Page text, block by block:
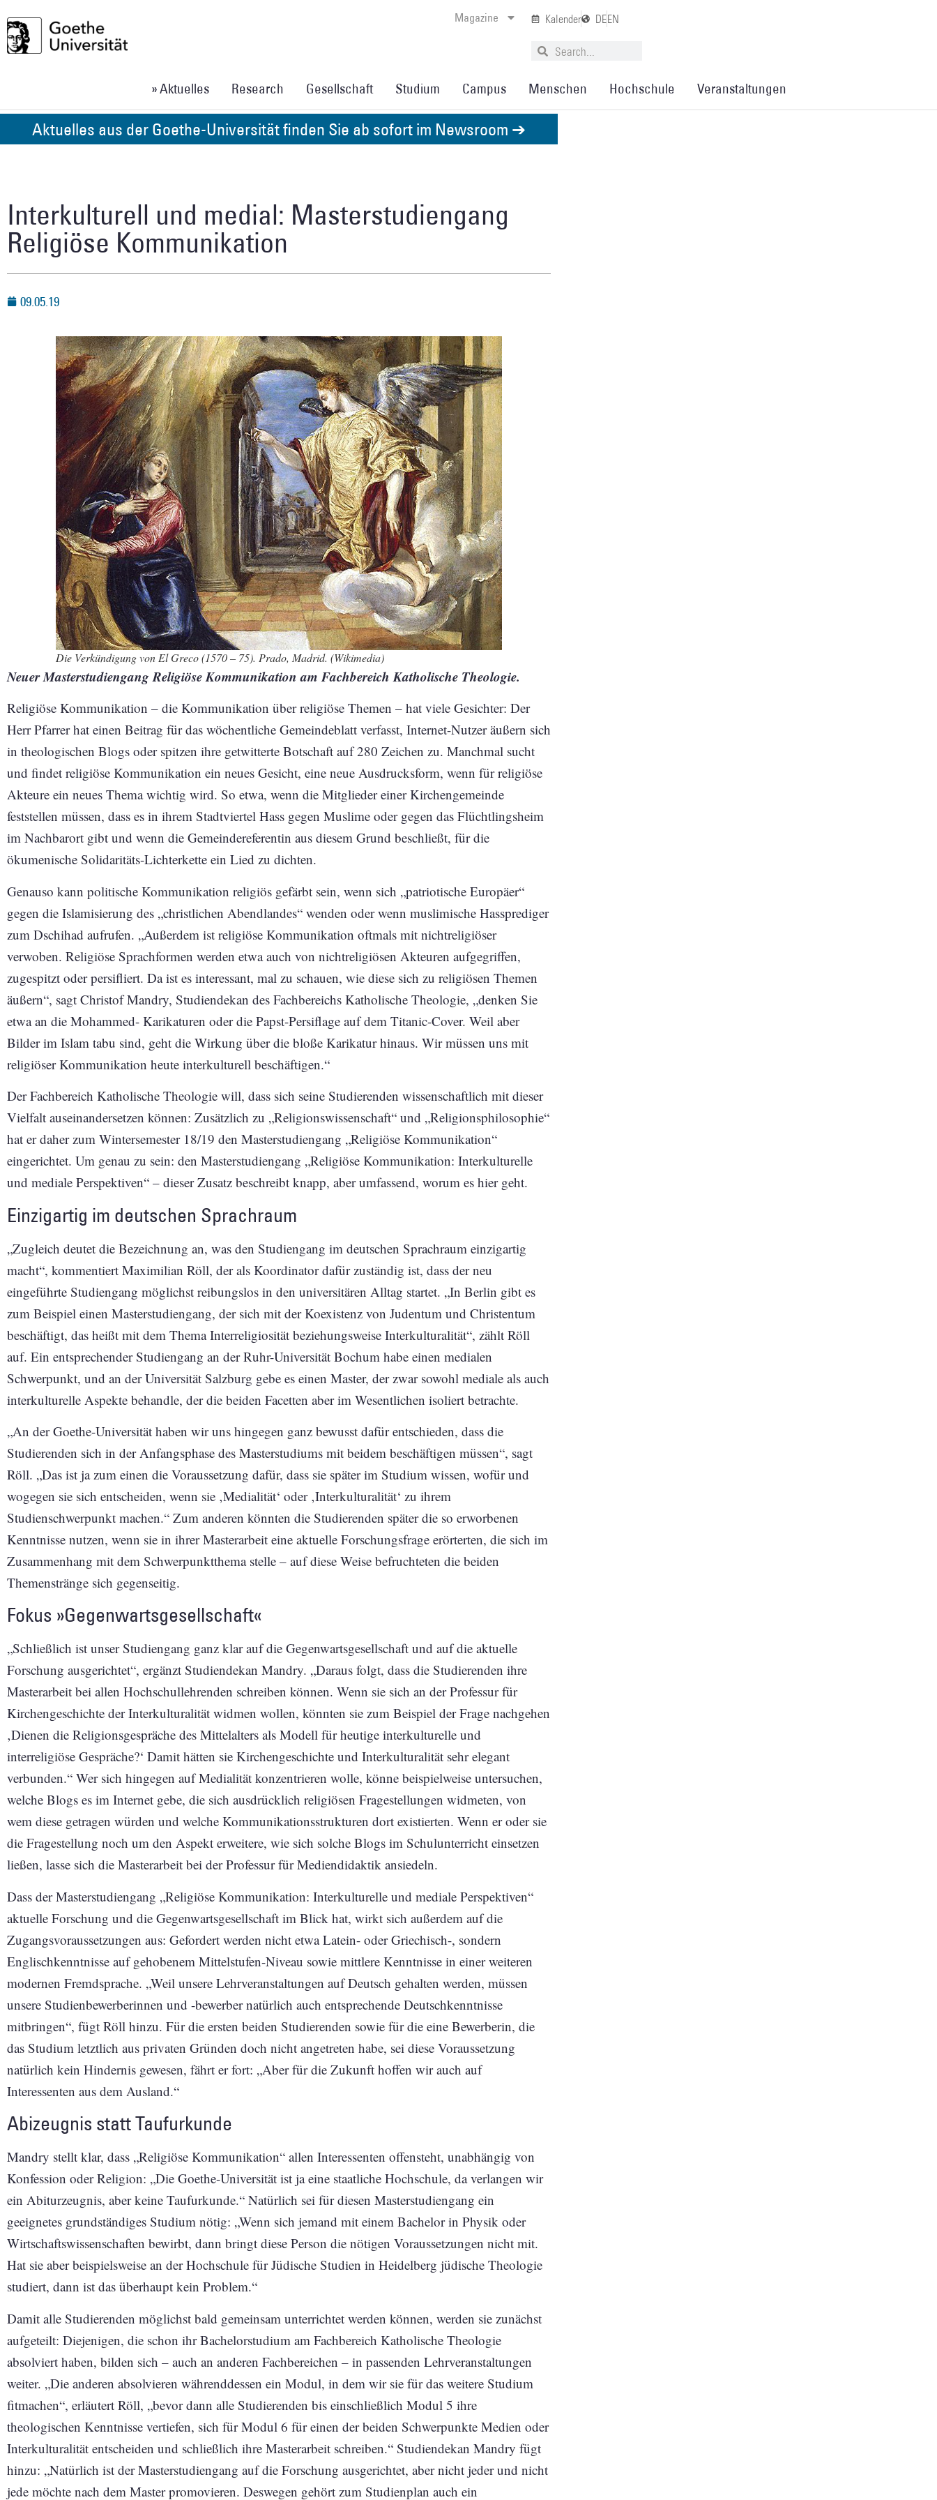
Magazine Kalender DEEN
» Aktuelles Research Gesellschaft Studium Campus Menschen Hochschule Veranstaltungen
Aktuelles aus der Goethe-Universität finden Sie ab sofort im Newsroom ➔
Interkulturell und medial: Masterstudiengang
Religiöse Kommunikation
09.05.19
Die Verkündigung von El Greco (1570 – 75). Prado, Madrid. (Wikimedia)
Neuer Masterstudiengang Religiöse Kommunikation am Fachbereich Katholische Theologie.
Religiöse Kommunikation – die Kommunikation über religiöse Themen – hat viele Gesichter: Der
Herr Pfarrer hat einen Beitrag für das wöchentliche Gemeindeblatt verfasst, Internet-Nutzer äußern sich
in theologischen Blogs oder spitzen ihre getwitterte Botschaft auf 280 Zeichen zu. Manchmal sucht
und findet religiöse Kommunikation ein neues Gesicht, eine neue Ausdrucksform, wenn für religiöse
Akteure ein neues Thema wichtig wird. So etwa, wenn die Mitglieder einer Kirchengemeinde
feststellen müssen, dass es in ihrem Stadtviertel Hass gegen Muslime oder gegen das Flüchtlingsheim
im Nachbarort gibt und wenn die Gemeindereferentin aus diesem Grund beschließt, für die
ökumenische Solidaritäts-Lichterkette ein Lied zu dichten.
Genauso kann politische Kommunikation religiös gefärbt sein, wenn sich „patriotische Europäer“
gegen die Islamisierung des „christlichen Abendlandes“ wenden oder wenn muslimische Hassprediger
zum Dschihad aufrufen. „Außerdem ist religiöse Kommunikation oftmals mit nichtreligiöser
verwoben. Religiöse Sprachformen werden etwa auch von nichtreligiösen Akteuren aufgegriffen,
zugespitzt oder persifliert. Da ist es interessant, mal zu schauen, wie diese sich zu religiösen Themen
äußern“, sagt Christof Mandry, Studiendekan des Fachbereichs Katholische Theologie, „denken Sie
etwa an die Mohammed- Karikaturen oder die Papst-Persiflage auf dem Titanic-Cover. Weil aber
Bilder im Islam tabu sind, geht die Wirkung über die bloße Karikatur hinaus. Wir müssen uns mit
religiöser Kommunikation heute interkulturell beschäftigen.“
Der Fachbereich Katholische Theologie will, dass sich seine Studierenden wissenschaftlich mit dieser
Vielfalt auseinandersetzen können: Zusätzlich zu „Religionswissenschaft“ und „Religionsphilosophie“
hat er daher zum Wintersemester 18/19 den Masterstudiengang „Religiöse Kommunikation“
eingerichtet. Um genau zu sein: den Masterstudiengang „Religiöse Kommunikation: Interkulturelle
und mediale Perspektiven“ – dieser Zusatz beschreibt knapp, aber umfassend, worum es hier geht.
Einzigartig im deutschen Sprachraum
„Zugleich deutet die Bezeichnung an, was den Studiengang im deutschen Sprachraum einzigartig
macht“, kommentiert Maximilian Röll, der als Koordinator dafür zuständig ist, dass der neu
eingeführte Studiengang möglichst reibungslos in den universitären Alltag startet. „In Berlin gibt es
zum Beispiel einen Masterstudiengang, der sich mit der Koexistenz von Judentum und Christentum
beschäftigt, das heißt mit dem Thema Interreligiosität beziehungsweise Interkulturalität“, zählt Röll
auf. Ein entsprechender Studiengang an der Ruhr-Universität Bochum habe einen medialen
Schwerpunkt, und an der Universität Salzburg gebe es einen Master, der zwar sowohl mediale als auch
interkulturelle Aspekte behandle, der die beiden Facetten aber im Wesentlichen isoliert betrachte.
„An der Goethe-Universität haben wir uns hingegen ganz bewusst dafür entschieden, dass die
Studierenden sich in der Anfangsphase des Masterstudiums mit beidem beschäftigen müssen“, sagt
Röll. „Das ist ja zum einen die Voraussetzung dafür, dass sie später im Studium wissen, wofür und
wogegen sie sich entscheiden, wenn sie ‚Medialität‘ oder ‚Interkulturalität‘ zu ihrem
Studienschwerpunkt machen.“ Zum anderen könnten die Studierenden später die so erworbenen
Kenntnisse nutzen, wenn sie in ihrer Masterarbeit eine aktuelle Forschungsfrage erörterten, die sich im
Zusammenhang mit dem Schwerpunktthema stelle – auf diese Weise befruchteten die beiden
Themenstränge sich gegenseitig.
Fokus »Gegenwartsgesellschaft«
„Schließlich ist unser Studiengang ganz klar auf die Gegenwartsgesellschaft und auf die aktuelle
Forschung ausgerichtet“, ergänzt Studiendekan Mandry. „Daraus folgt, dass die Studierenden ihre
Masterarbeit bei allen Hochschullehrenden schreiben können. Wenn sie sich an der Professur für
Kirchengeschichte der Interkulturalität widmen wollen, könnten sie zum Beispiel der Frage nachgehen
‚Dienen die Religionsgespräche des Mittelalters als Modell für heutige interkulturelle und
interreligiöse Gespräche?‘ Damit hätten sie Kirchengeschichte und Interkulturalität sehr elegant
verbunden.“ Wer sich hingegen auf Medialität konzentrieren wolle, könne beispielweise untersuchen,
welche Blogs es im Internet gebe, die sich ausdrücklich religiösen Fragestellungen widmeten, von
wem diese getragen würden und welche Kommunikationsstrukturen dort existierten. Wenn er oder sie
die Fragestellung noch um den Aspekt erweitere, wie sich solche Blogs im Schulunterricht einsetzen
ließen, lasse sich die Masterarbeit bei der Professur für Mediendidaktik ansiedeln.
Dass der Masterstudiengang „Religiöse Kommunikation: Interkulturelle und mediale Perspektiven“
aktuelle Forschung und die Gegenwartsgesellschaft im Blick hat, wirkt sich außerdem auf die
Zugangsvoraussetzungen aus: Gefordert werden nicht etwa Latein- oder Griechisch-, sondern
Englischkenntnisse auf gehobenem Mittelstufen-Niveau sowie mittlere Kenntnisse in einer weiteren
modernen Fremdsprache. „Weil unsere Lehrveranstaltungen auf Deutsch gehalten werden, müssen
unsere Studienbewerberinnen und -bewerber natürlich auch entsprechende Deutschkenntnisse
mitbringen“, fügt Röll hinzu. Für die ersten beiden Studierenden sowie für die eine Bewerberin, die
das Studium letztlich aus privaten Gründen doch nicht angetreten habe, sei diese Voraussetzung
natürlich kein Hindernis gewesen, fährt er fort: „Aber für die Zukunft hoffen wir auch auf
Interessenten aus dem Ausland.“
Abizeugnis statt Taufurkunde
Mandry stellt klar, dass „Religiöse Kommunikation“ allen Interessenten offensteht, unabhängig von
Konfession oder Religion: „Die Goethe-Universität ist ja eine staatliche Hochschule, da verlangen wir
ein Abiturzeugnis, aber keine Taufurkunde.“ Natürlich sei für diesen Masterstudiengang ein
geeignetes grundständiges Studium nötig: „Wenn sich jemand mit einem Bachelor in Physik oder
Wirtschaftswissenschaften bewirbt, dann bringt diese Person die nötigen Voraussetzungen nicht mit.
Hat sie aber beispielsweise an der Hochschule für Jüdische Studien in Heidelberg jüdische Theologie
studiert, dann ist das überhaupt kein Problem.“
Damit alle Studierenden möglichst bald gemeinsam unterrichtet werden können, werden sie zunächst
aufgeteilt: Diejenigen, die schon ihr Bachelorstudium am Fachbereich Katholische Theologie
absolviert haben, bilden sich – auch an anderen Fachbereichen – in passenden Lehrveranstaltungen
weiter. „Die anderen absolvieren währenddessen ein Modul, in dem wir sie für das weitere Studium
fitmachen“, erläutert Röll, „bevor dann alle Studierenden bis einschließlich Modul 5 ihre
theologischen Kenntnisse vertiefen, sich für Modul 6 für einen der beiden Schwerpunkte Medien oder
Interkulturalität entscheiden und schließlich ihre Masterarbeit schreiben.“ Studiendekan Mandry fügt
hinzu: „Natürlich ist der Masterstudiengang auf die Forschung ausgerichtet, aber nicht jeder und nicht
jede möchte nach dem Master promovieren. Deswegen gehört zum Studienplan auch ein